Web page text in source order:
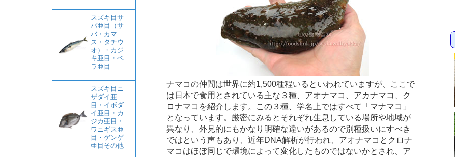
ナマコの仲間は世界に約1,500種程いるといわれていますが、ここで
は日本で食用とされている主な３種、アオナマコ、アカナマコ、ク
ロナマコを紹介します。この３種、学名上ではすべて「マナマコ」
となっています。厳密にみるとそれぞれ生息している場所や地域が
異なり、外見的にもかなり明確な違いがあるので別種扱いにすべき
ではという声もあり、近年DNA解析が行われ、アオナマコとクロナ
マコはほぼ同じで環境によって変化したものではないかとされ、ア
スズキ目サ
バ亜目（サ
バ・カマ
ス・タチウ
オ）・カジ
キ亜目・ベ
ラ亜目
スズキ目ニ
ザダイ亜
目・イボダ
イ亜目・カ
ジカ亜目・
ワニギス亜
目・ゲンゲ
亜目その他